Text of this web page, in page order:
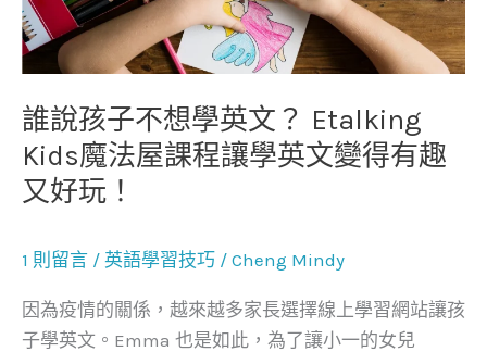
誰說孩子不想學英文？ Etalking
Kids魔法屋課程讓學英文變得有趣
又好玩！
1 則留言 / 英語學習技巧 / Cheng Mindy
因為疫情的關係，越來越多家長選擇線上學習網站讓孩
子學英文。Emma 也是如此，為了讓小一的女兒
想
學
英
文？
Etalking
Kids
魔
屋
程
讓